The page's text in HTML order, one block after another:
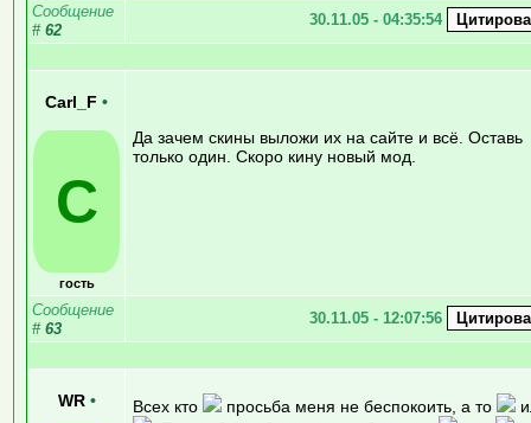
Сообщение
# 62
30.11.05 - 04:35:54
Carl_F •
C
гость
Да зачем скины выложи их на сайте и всё. Оставь
только один. Скоро кину новый мод.
Сообщение
# 63
30.11.05 - 12:07:56
WR • Всех кто просьба меня не беспокоить, а то